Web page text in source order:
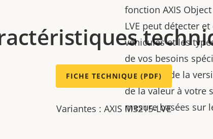
fonction AXIS
LVE peut détecter
véhicules et les
de vos besoins
en charge de la
de la valeur à votre
mesure basées sur
FICHE TECHNIQUE (PDF)
Variantes : AXIS M3215-LVE